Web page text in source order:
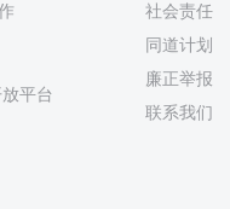
社会责任
同道计划
廉正举报
联系我们
平台